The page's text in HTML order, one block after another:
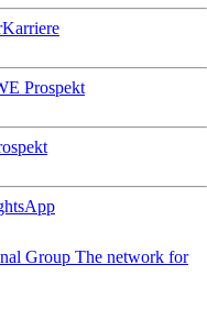
Karriere
Prospekt
App
Group The network for